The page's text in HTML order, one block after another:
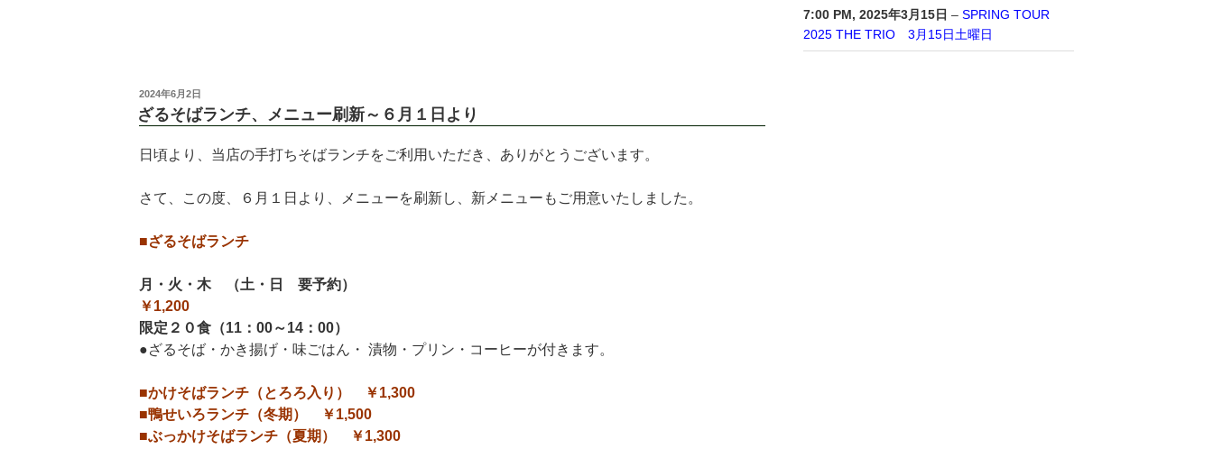
2024年6月2日
ざるそばランチ、メニュー刷新～６月１日より
日頃より、当店の手打ちそばランチをご利用いただき、ありがとうございます。
さて、この度、６月１日より、メニューを刷新し、新メニューもご用意いたしました。
■ざるそばランチ
月・火・木 （土・日 要予約）
￥1,200
限定２０食（11：00～14：00）
●ざるそば・かき揚げ・味ごはん・ 漬物・プリン・コーヒーが付きます。
■かけそばランチ（とろろ入り） ￥1,300
■鴨せいろランチ（冬期） ￥1,500
■ぶっかけそばランチ（夏期） ￥1,300
7:00 PM, 2025年3月15日 – SPRING TOUR
2025 THE TRIO 3月15日土曜日